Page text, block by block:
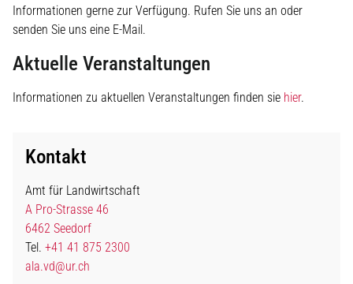
Informationen gerne zur Verfügung. Rufen Sie uns an oder
senden Sie uns eine E-Mail.
Aktuelle Veranstaltungen
Informationen zu aktuellen Veranstaltungen finden sie hier.
Kontakt
Amt für Landwirtschaft
A Pro-Strasse 46
6462 Seedorf
Tel. +41 41 875 2300
ala.vd@ur.ch